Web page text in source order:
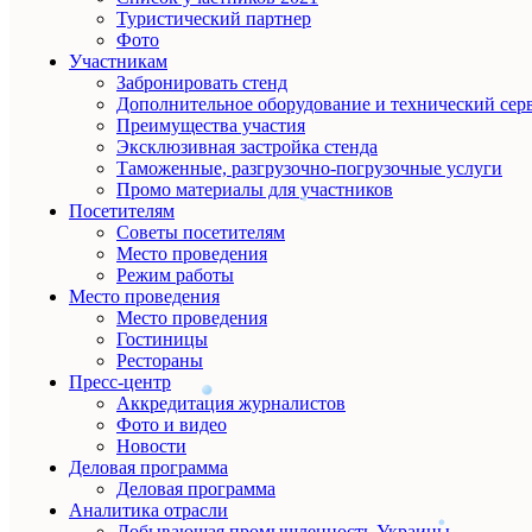
Туристический партнер
Фото
Участникам
Забронировать стенд
Дополнительное оборудование и технический
Преимущества участия
Эксклюзивная застройка стенда
Таможенные, разгрузочно-погрузочные услуги
Промо материалы для участников
Посетителям
Советы посетителям
Место проведения
Режим работы
Место проведения
Место проведения
Гостиницы
Рестораны
Пресс-центр
Аккредитация журналистов
Фото и видео
Новости
Деловая программа
Деловая программа
Аналитика отрасли